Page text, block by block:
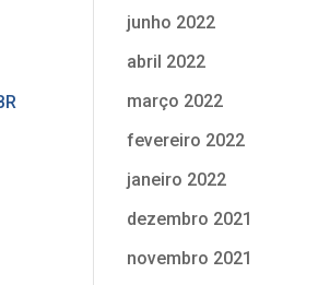
junho 2022
abril 2022
março 2022
fevereiro 2022
janeiro 2022
dezembro 2021
novembro 2021